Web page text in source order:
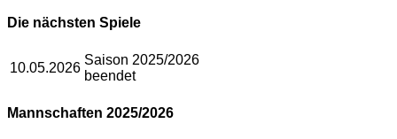
Die nächsten Spiele
10.05.2026
Saison 2025/2026
beendet
Mannschaften 2025/2026